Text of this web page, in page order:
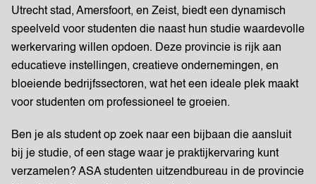
Utrecht stad, Amersfoort, en Zeist, biedt een dynamisch
speelveld voor studenten die naast hun studie waardevolle
werkervaring willen opdoen. Deze provincie is rijk aan
educatieve instellingen, creatieve ondernemingen, en
bloeiende bedrijfssectoren, wat het een ideale plek maakt
voor studenten om professioneel te groeien.
Ben je als student op zoek naar een bijbaan die aansluit
bij je studie, of een stage waar je praktijkervaring kunt
verzamelen? ASA studenten uitzendbureau in de provincie